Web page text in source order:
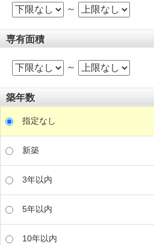
～
専有面積
～
築年数
指定なし
新築
3年以内
5年以内
10年以内